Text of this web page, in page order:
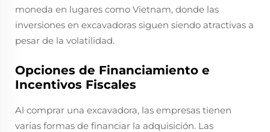
moneda en lugares como Vietnam, donde las
inversiones en excavadoras siguen siendo atractivas a
pesar de la volatilidad.
Opciones de Financiamiento e
Incentivos Fiscales
Al comprar una excavadora, las empresas tienen
varias formas de financiar la adquisición. Las